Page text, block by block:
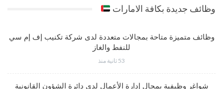
وظائف جديدة بكافة الامارات
وظائف متميزة متاحة بمجالات متعددة لدى شركة تكنيب إف إم سي
للنفط والغاز
53 ثانية منذ
شواغر وظيفية بمجال إدارة الأعمال لدى دائرة الشؤون القانونية